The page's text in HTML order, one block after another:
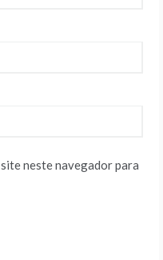
neste navegador para